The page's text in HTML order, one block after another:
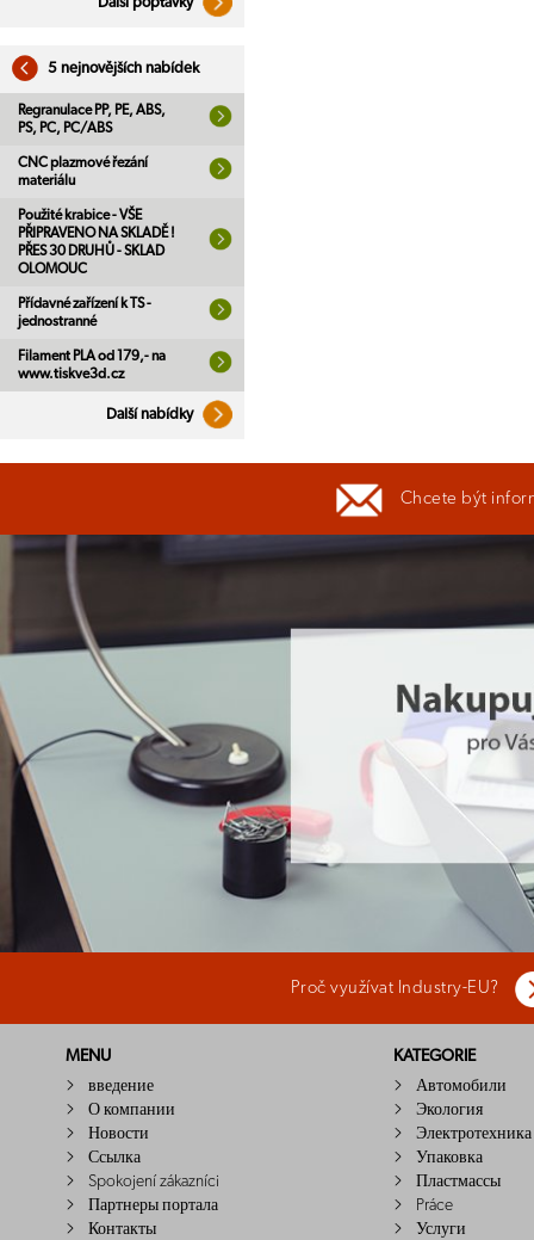
5 nejnovějších nabídek
Regranulace PP, PE, ABS,
PS, PC, PC/ABS
CNC plazmové řezání
materiálu
Použité krabice - VŠE
PŘIPRAVENO NA SKLADĚ !
PŘES 30 DRUHŮ - SKLAD
OLOMOUC
Přídavné zařízení k TS -
jednostranné
Filament PLA od 179,- na
www.tiskve3d.cz
Další nabídky
Chcete být
Proč využívat Industry-EU?
MENU
введение
О компании
Новости
Ссылка
Spokojení zákazníci
Партнеры портала
Контакты
KATEGORIE
Автомобили
Экология
Электротехника
Упаковка
Пластмассы
Práce
Услуги